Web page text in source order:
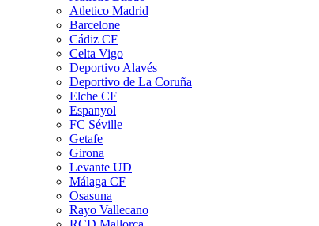
Atletico Madrid
Barcelone
Cádiz CF
Celta Vigo
Deportivo Alavés
Deportivo de La Coruña
Elche CF
Espanyol
FC Séville
Getafe
Girona
Levante UD
Málaga CF
Osasuna
Rayo Vallecano